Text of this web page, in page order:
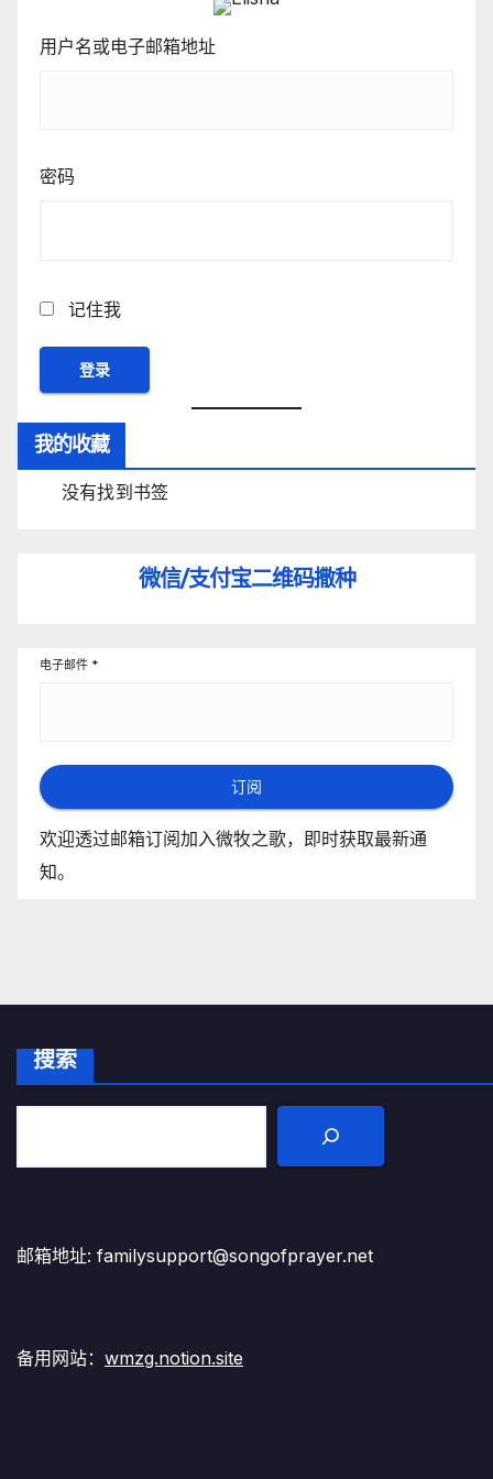
用户名或电子邮箱地址
密码
记住我
我的收藏
没有找到书签
微信/支付宝二维码撒种
电子邮件 *
订阅
欢迎透过邮箱订阅加入微牧之歌，即时获取最新通
知。
搜索
邮箱地址: familysupport@songofprayer.net
备用网站： wmzg.notion.site